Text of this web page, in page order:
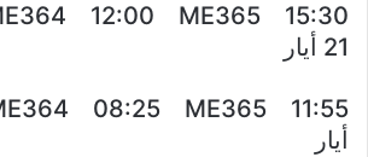
21 أيار
أيار